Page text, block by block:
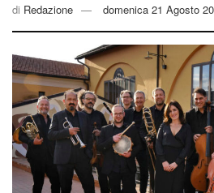
di Redazione domenica 21 Agosto